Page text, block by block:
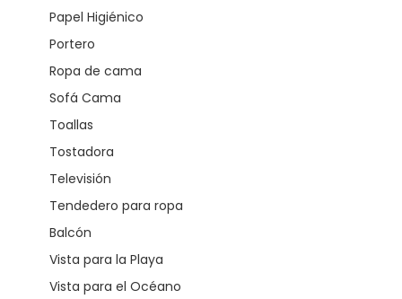
Papel Higiénico
Portero
Ropa de cama
Sofá Cama
Toallas
Tostadora
Televisión
Tendedero para ropa
Balcón
Vista para la Playa
Vista para el Océano